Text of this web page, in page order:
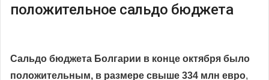
положительное сальдо бюджета
Сальдо бюджета Болгарии в конце октября было
положительным, в размере свыше 334 млн евро,